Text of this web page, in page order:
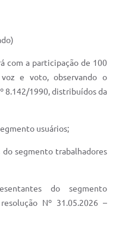
com a participação de 100
e voto, observando o
8.142/1990, distribuídos da
usuários;
segmento trabalhadores
do segmento
Nº 31.05.2026 –